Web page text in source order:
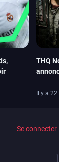
THQ
Il y a
Se connecter